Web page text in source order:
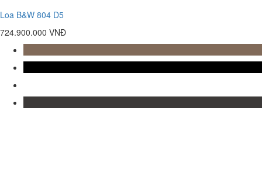
Loa B&W 804 D5
724.900.000 VNĐ